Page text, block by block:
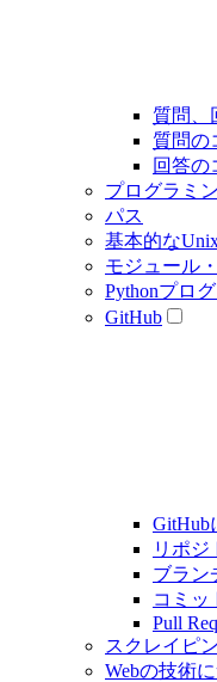
質問、
質問の
回答の
プログラミ
パス
基本的な
モジュール
Pythonプロ
GitHub
GitHub
リポジ
ブラン
コミッ
Pull
スクレイピ
Webの技術